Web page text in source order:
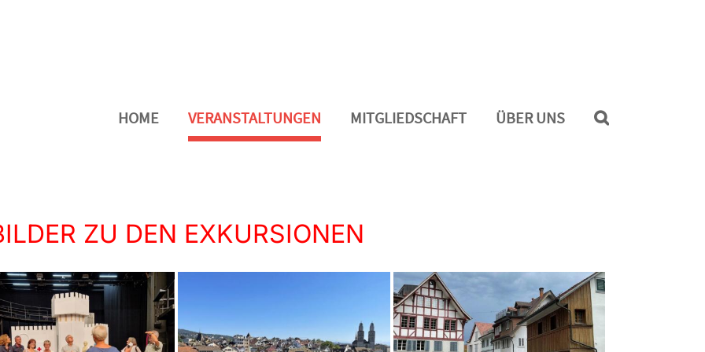
HOME VERANSTALTUNGEN MITGLIEDSCHAFT ÜBER UNS
ZU DEN EXKURSIONEN